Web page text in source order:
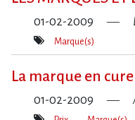
01-02-2009
Mot(s)-
Marque(s)
La marque en
01-02-2009